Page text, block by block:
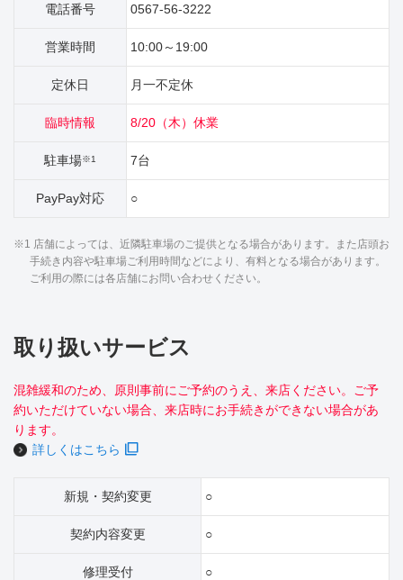
電話番号 0567-56-3222
営業時間 10:00～19:00
定休日 月一不定休
臨時情報 8/20（木）休業
駐車場※1 7台
PayPay対応 ○
※1 店舗によっては、近隣駐車場のご提供となる場合があります。また店頭お
手続き内容や駐車場ご利用時間などにより、有料となる場合があります。
ご利用の際には各店舗にお問い合わせください。
取り扱いサービス
混雑緩和のため、原則事前にご予約のうえ、来店ください。ご予
約いただけていない場合、来店時にお手続きができない場合があ
ります。
詳しくはこちら
新規・契約変更 ○
契約内容変更 ○
修理受付 ○